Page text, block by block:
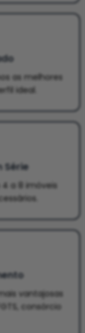
as melhores
ideal.
Série
4 a 8 imóveis
vantajosas
consórcio